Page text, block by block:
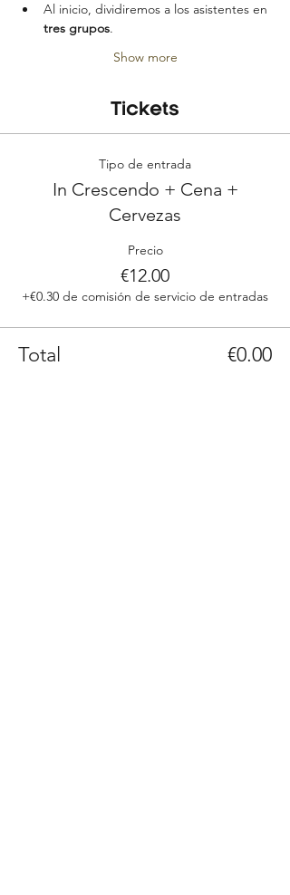
Al inicio, dividiremos a los asistentes en
tres grupos.
Show more
Tickets
Tipo de entrada
In Crescendo + Cena +
Cervezas
Precio
€12.00
+€0.30 de comisión de servicio de entradas
Total €0.00